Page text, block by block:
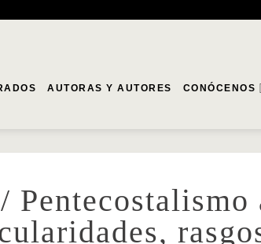
AUTORAS Y AUTORES CONÓCENOS
Pentecostalismo